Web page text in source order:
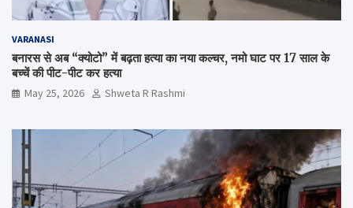
VARANASI
बनारस से अब “क्योटो” में बढ़ता हत्या का नया कल्चर, नमो घाट पर 17 साल के
बच्चें की पीट-पीट कर हत्या
May 25, 2026 Shweta R Rashmi